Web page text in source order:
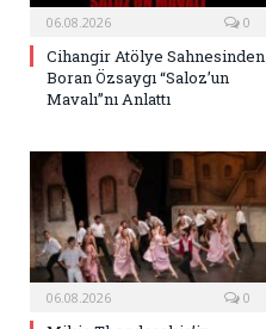
06.08.2026 0
Cihangir Atölye Sahnesinden
Boran Özsaygı “Saloz’un
Mavalı”nı Anlattı
06.08.2026 0